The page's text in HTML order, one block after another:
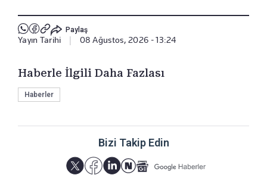
Paylaş
Yayın Tarihi 08 Ağustos, 2026 - 13:24
Haberle İlgili Daha Fazlası
Haberler
Bizi Takip Edin